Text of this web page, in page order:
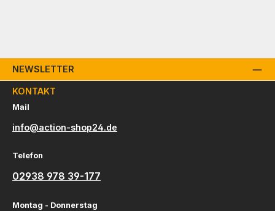
NEWSLETTER
KONTAKT
Mail
info@action-shop24.de
Telefon
02938 978 39-177
Montag - Donnerstag